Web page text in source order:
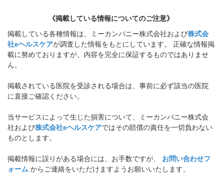
《掲載している情報についてのご注意》
掲載している各種情報は、ミーカンパニー株式会社および株式会
社eヘルスケアが調査した情報をもとにしています。 正確な情報掲
載に努めておりますが、内容を完全に保証するものではありませ
ん。
掲載されている医院を受診される場合は、事前に必ず該当の医院
に直接ご確認ください。
当サービスによって生じた損害について、ミーカンパニー株式会
社および株式会社eヘルスケアではその賠償の責任を一切負わない
ものとします。
掲載情報に誤りがある場合には、お手数ですが、 お問い合わせフ
ォーム からご連絡をいただけますようお願いいたします。